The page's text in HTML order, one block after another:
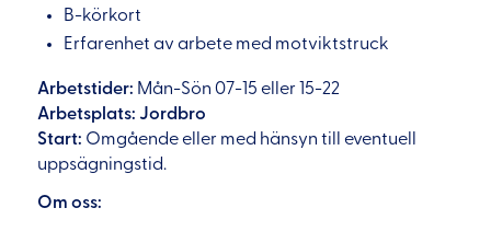
B-körkort
Erfarenhet av arbete med motviktstruck
Arbetstider: Mån-Sön 07-15 eller 15-22
Arbetsplats: Jordbro
Start: Omgående eller med hänsyn till eventuell
uppsägningstid.
Om oss: